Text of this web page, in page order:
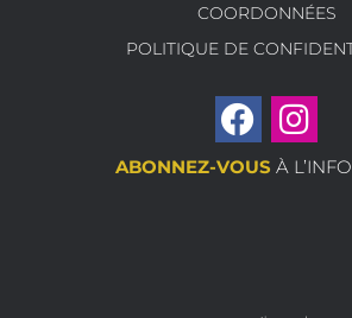
COORDONNÉES
POLITIQUE DE
ABONNEZ-VOUS À